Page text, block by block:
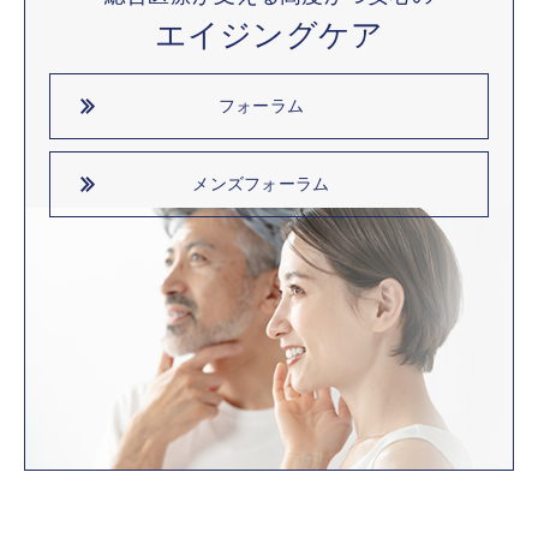
エイジングケア
フォーラム
メンズフォーラム